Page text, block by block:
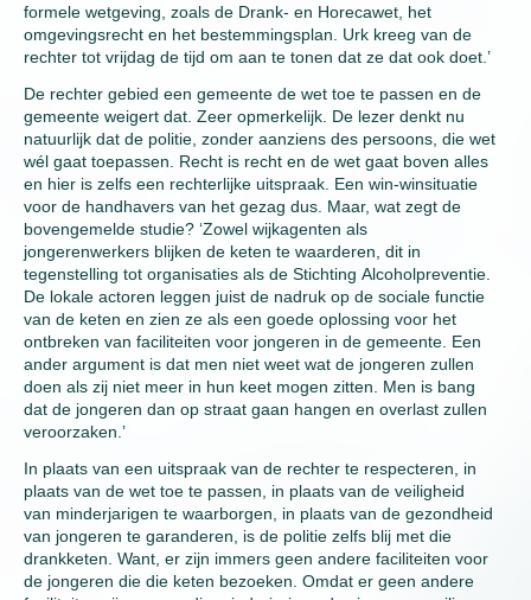
formele wetgeving, zoals de Drank- en Horecawet, het
omgevingsrecht en het bestemmingsplan. Urk kreeg van de
rechter tot vrijdag de tijd om aan te tonen dat ze dat ook doet.’
De rechter gebied een gemeente de wet toe te passen en de
gemeente weigert dat. Zeer opmerkelijk. De lezer denkt nu
natuurlijk dat de politie, zonder aanziens des persoons, die wet
wél gaat toepassen. Recht is recht en de wet gaat boven alles
en hier is zelfs een rechterlijke uitspraak. Een win-winsituatie
voor de handhavers van het gezag dus. Maar, wat zegt de
bovengemelde studie? ‘Zowel wijkagenten als
jongerenwerkers blijken de keten te waarderen, dit in
tegenstelling tot organisaties als de Stichting Alcoholpreventie.
De lokale actoren leggen juist de nadruk op de sociale functie
van de keten en zien ze als een goede oplossing voor het
ontbreken van faciliteiten voor jongeren in de gemeente. Een
ander argument is dat men niet weet wat de jongeren zullen
doen als zij niet meer in hun keet mogen zitten. Men is bang
dat de jongeren dan op straat gaan hangen en overlast zullen
veroorzaken.’
In plaats van een uitspraak van de rechter te respecteren, in
plaats van de wet toe te passen, in plaats van de veiligheid
van minderjarigen te waarborgen, in plaats van de gezondheid
van jongeren te garanderen, is de politie zelfs blij met die
drankketen. Want, er zijn immers geen andere faciliteiten voor
de jongeren die die keten bezoeken. Omdat er geen andere